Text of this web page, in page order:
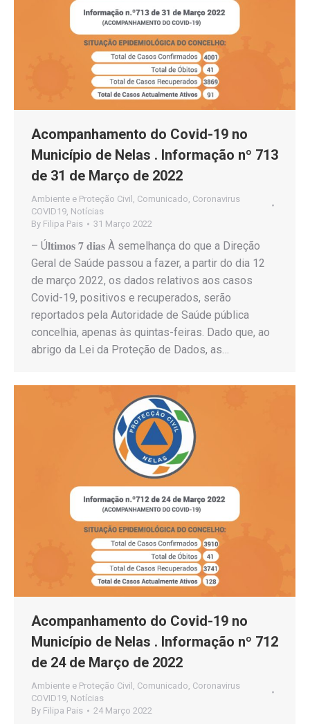
Acompanhamento do Covid-19 no
Município de Nelas . Informação nº 713
de 31 de Março de 2022
Ambiente e Proteção Civil Comunicado Coronavirus
COVID19 Notícias
By Filipa Pais 31 Março 2022
– Ú𝐥𝐭𝐢𝐦𝐨𝐬 𝟕 𝐝𝐢𝐚𝐬 À semelhança do que a Direção
Geral de Saúde passou a fazer, a partir do dia 12
de março 2022, os dados relativos aos casos
Covid-19, positivos e recuperados, serão
reportados pela Autoridade de Saúde pública
concelhia, apenas às quintas-feiras. Dado que, ao
abrigo da Lei da Proteção de Dados, as…
Acompanhamento do Covid-19 no
Município de Nelas . Informação nº 712
de 24 de Março de 2022
Ambiente e Proteção Civil Comunicado Coronavirus
COVID19 Notícias
By Filipa Pais 24 Março 2022